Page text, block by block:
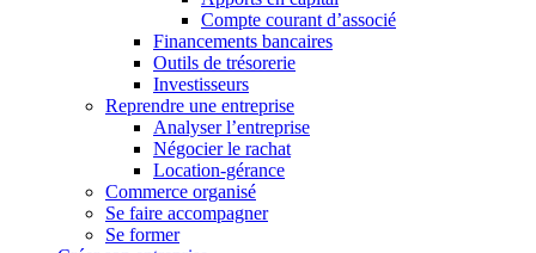
Compte courant d’associé
Financements bancaires
Outils de trésorerie
Investisseurs
Reprendre une entreprise
Analyser l’entreprise
Négocier le rachat
Location-gérance
Commerce organisé
Se faire accompagner
Se former